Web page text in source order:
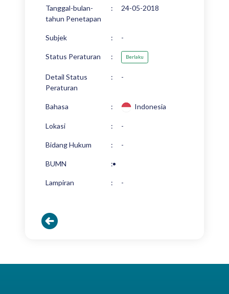
Tanggal-bulan-
tahun Penetapan
: 24-05-2018
Subjek : -
Status Peraturan : Berlaku
Detail Status
Peraturan
: -
Bahasa : Indonesia
Lokasi : -
Bidang Hukum : -
BUMN :
Lampiran : -